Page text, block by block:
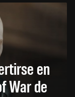
en
War de